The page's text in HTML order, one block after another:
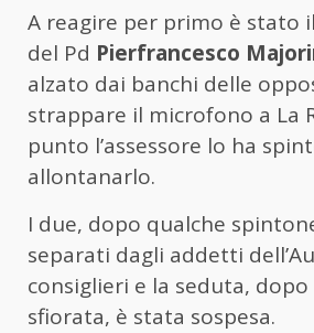
A reagire per primo è stato
del Pd Pierfrancesco
alzato dai banchi delle
strappare il microfono a La
punto l’assessore lo ha
allontanarlo.
I due, dopo qualche
separati dagli addetti
consiglieri e la seduta, dopo
sfiorata, è stata sospesa.